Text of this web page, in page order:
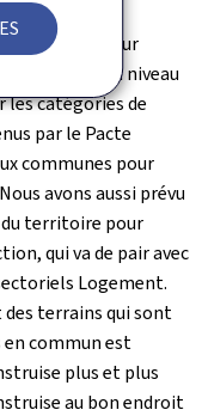
trop
alloue pour
au niveau
les catégories de
par le Pacte
communes pour
avons aussi prévu
territoire pour
qui va de pair avec
Logement.
terrains qui sont
commun est
plus et plus
au bon endroit